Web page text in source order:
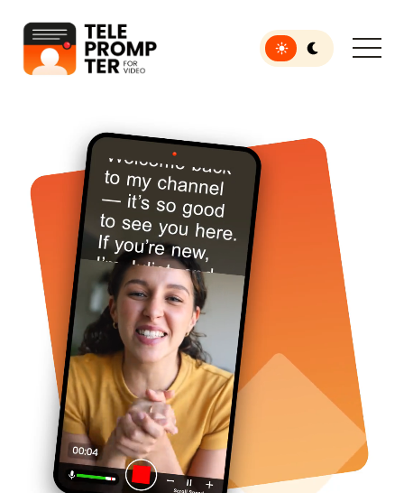
Teleprompter voor video
Toggle light or dark